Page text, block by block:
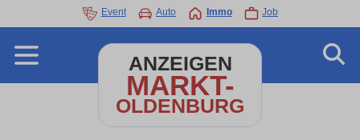
Event Auto Immo Job
ANZEIGEN
MARKT-
OLDENBURG